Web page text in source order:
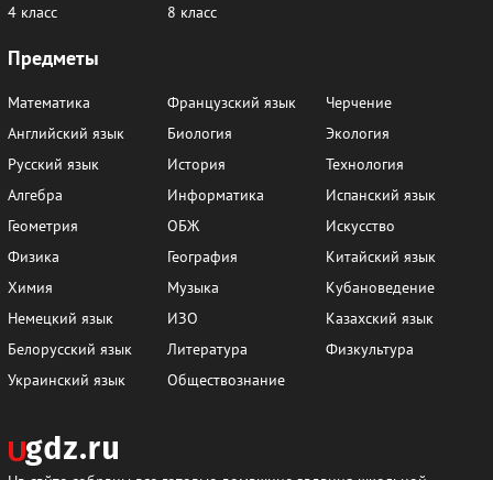
4 класс
8 класс
Предметы
Математика
Английский язык
Русский язык
Алгебра
Геометрия
Физика
Химия
Немецкий язык
Белорусский язык
Украинский язык
Французский язык
Биология
История
Информатика
ОБЖ
География
Музыка
ИЗО
Литература
Обществознание
Черчение
Экология
Технология
Испанский язык
Искусство
Китайский язык
Кубановедение
Казахский язык
Физкультура